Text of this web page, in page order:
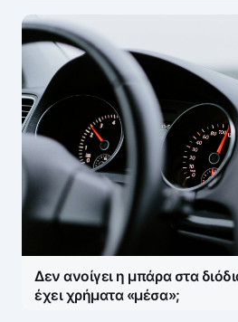
Δεν ανοίγει η μπάρα στα
έχει χρήματα «μέσα»;